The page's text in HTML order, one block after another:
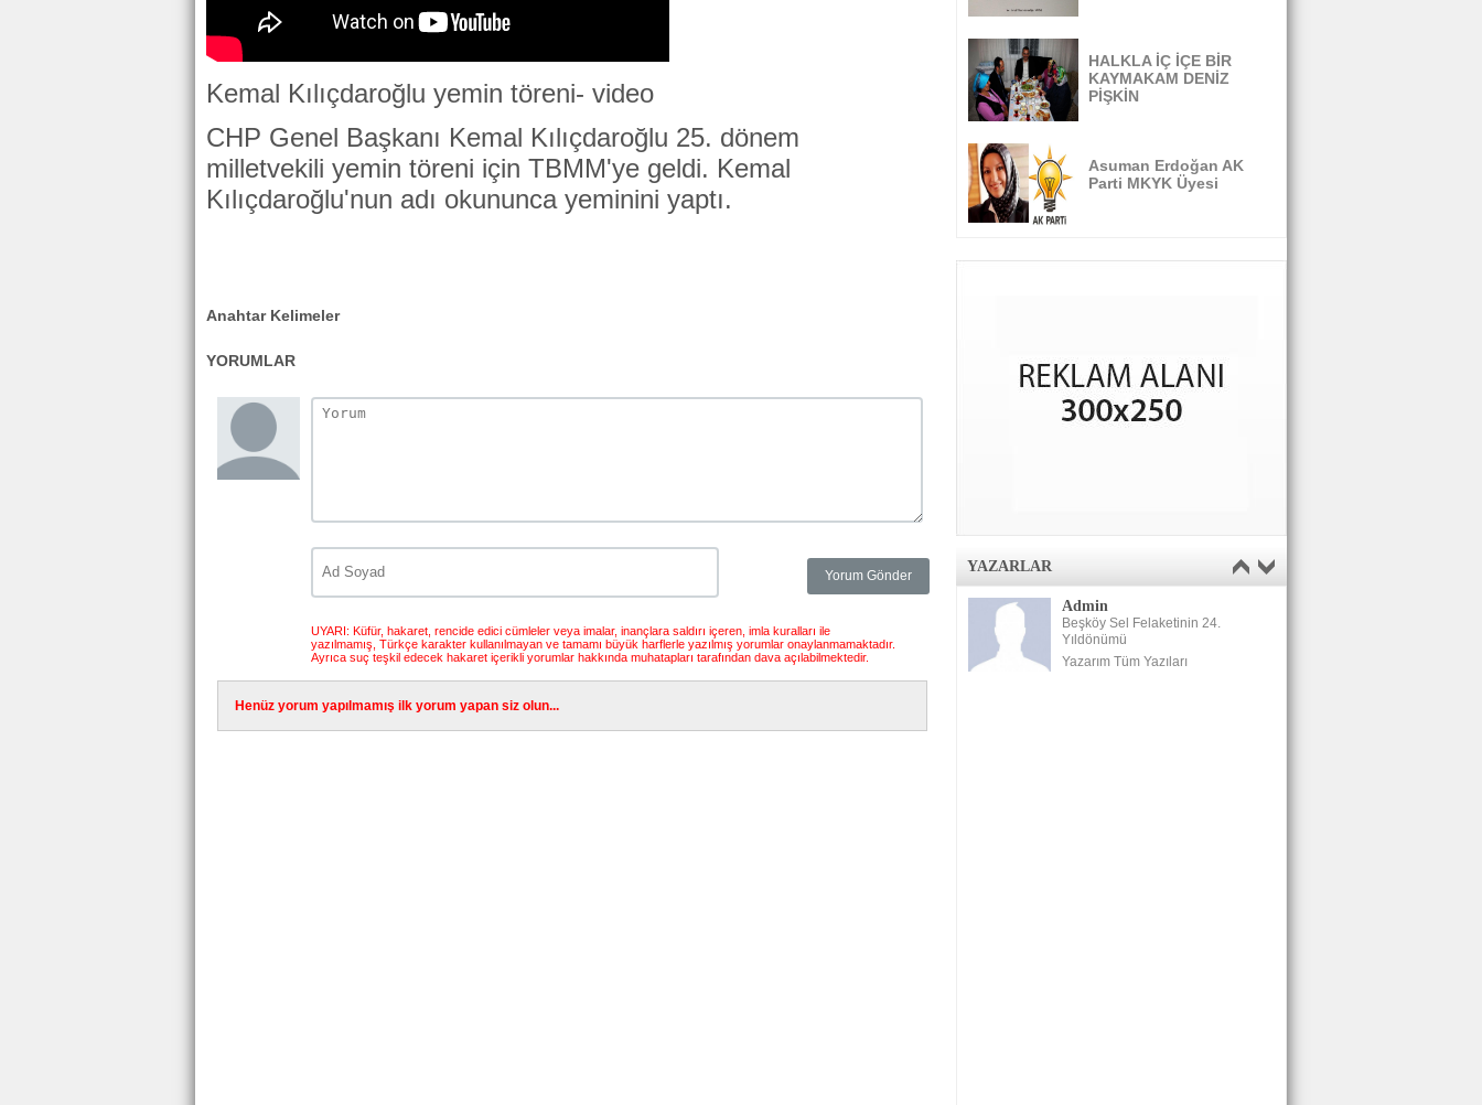
Kemal Kılıçdaroğlu yemin töreni- video
CHP Genel Başkanı Kemal Kılıçdaroğlu 25. dönem
milletvekili yemin töreni için TBMM'ye geldi. Kemal
Kılıçdaroğlu'nun adı okununca yeminini yaptı.
Anahtar Kelimeler
YORUMLAR
UYARI: Küfür, hakaret, rencide edici cümleler veya imalar, inançlara saldırı içeren, imla kuralları ile
yazılmamış, Türkçe karakter kullanılmayan ve tamamı büyük harflerle yazılmış yorumlar onaylanmamaktadır.
Ayrıca suç teşkil edecek hakaret içerikli yorumlar hakkında muhatapları tarafından dava açılabilmektedir.
Henüz yorum yapılmamış ilk yorum yapan siz olun...
HALKLA İÇ İÇE BİR
KAYMAKAM DENİZ
PİŞKİN
Asuman Erdoğan AK
Parti MKYK Üyesi
YAZARLAR
Admin
Beşköy Sel Felaketinin 24.
Yıldönümü
Yazarım Tüm Yazıları